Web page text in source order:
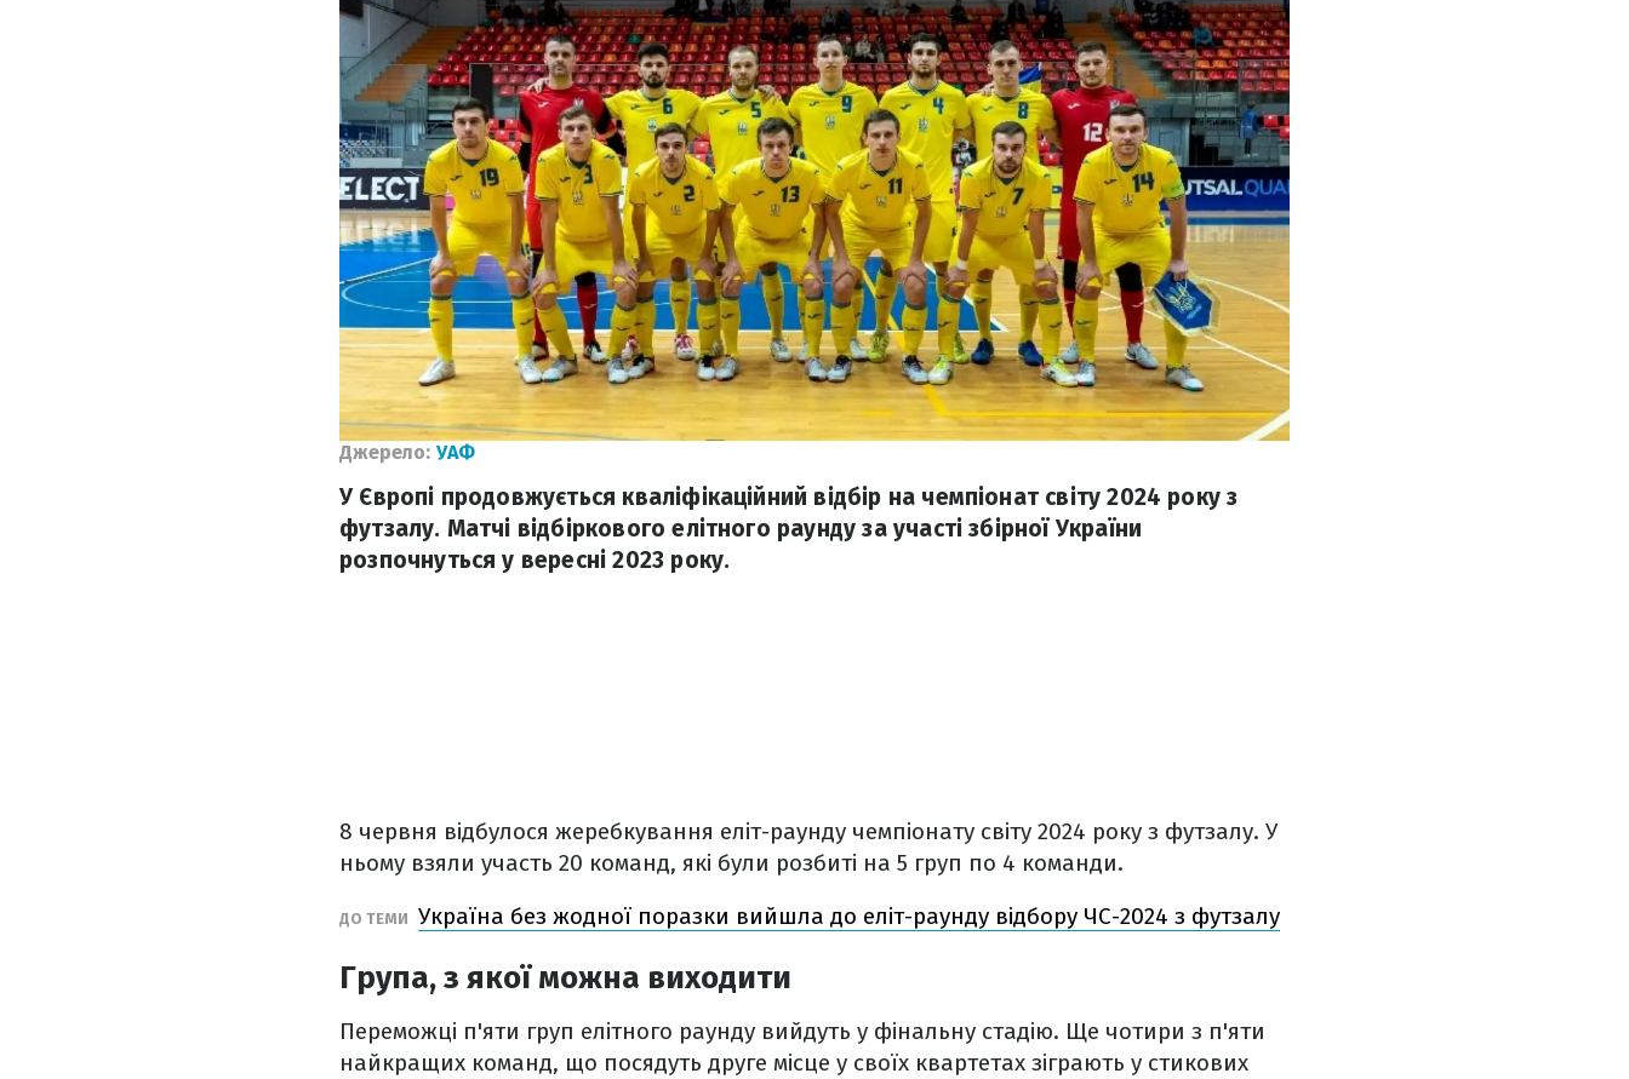
Джерело: УАФ
У Європі продовжується кваліфікаційний відбір на чемпіонат світу 2024 року з
футзалу. Матчі відбіркового елітного раунду за участі збірної України
розпочнуться у вересні 2023 року.
8 червня відбулося жеребкування еліт-раунду чемпіонату світу 2024 року з футзалу. У
ньому взяли участь 20 команд, які були розбиті на 5 груп по 4 команди.
ДО ТЕМИ Україна без жодної поразки вийшла до еліт-раунду відбору ЧС-2024 з футзалу
Група, з якої можна виходити
Переможці п'яти груп елітного раунду вийдуть у фінальну стадію. Ще чотири з п'яти
найкращих команд, що посядуть друге місце у своїх квартетах зіграють у стикових